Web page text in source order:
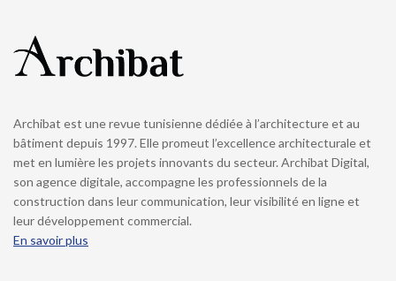
Archibat est une revue tunisienne dédiée à l’architecture et au
bâtiment depuis 1997. Elle promeut l’excellence architecturale et
met en lumière les projets innovants du secteur. Archibat Digital,
son agence digitale, accompagne les professionnels de la
construction dans leur communication, leur visibilité en ligne et
leur développement commercial.
En savoir plus